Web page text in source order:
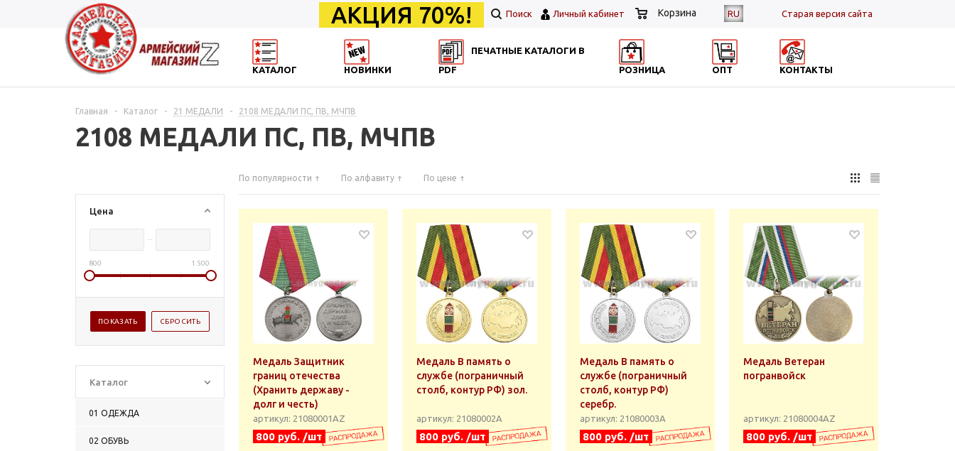
RU Cтарая версия сайта
АКЦИЯ 70%! Поиск Личный кабинет Корзина
КАТАЛОГ НОВИНКИ
ПЕЧАТНЫЕ КАТАЛОГИ В
PDF
РОЗНИЦА ОПТ КОНТАКТЫ
Главная - Каталог - 21 МЕДАЛИ - 2108 МЕДАЛИ ПС, ПВ, МЧПВ
2108 МЕДАЛИ ПС, ПВ, МЧПВ
Цена
800 1 500
Каталог
01 ОДЕЖДА
02 ОБУВЬ
По популярности По алфавиту По цене
Медаль Защитник
границ отечества
(Хранить державу -
долг и честь)
артикул: 21080001АZ
800 руб. /шт
Медаль В память о
службе (пограничный
столб, контур РФ) зол.
артикул: 21080002А
800 руб. /шт
Медаль В память о
службе (пограничный
столб, контур РФ)
серебр.
артикул: 21080003А
800 руб. /шт
Медаль Ветеран
погранвойск
артикул: 21080004АZ
800 руб. /шт